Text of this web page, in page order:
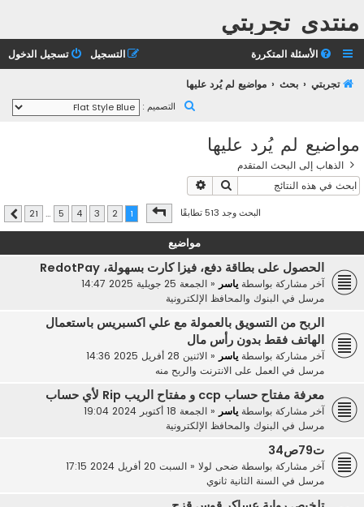
منتدى تجربتي
الأسئلة المتكررة تسجيل الدخول التسجيل
تجربتي بحث مواضيع لم يُرد عليها
التصميم :
ب
مواضيع لم يُرد عليها
الذهاب إلى البحث المتقدم
بحث
البحث وجد 513 تطابقًا صفحة1 من21
2
3
4
5
…
21 التالي
مواضيع
الحصول على بطاقة دفع، فيزا كارت بسهولة، RedotPay
آخر مشاركة بواسطة ياسر« الجمعة 25 جويلية 2025 14:47
مرسل في البنوك والمحافظ الإلكترونية
الربح من التسويق بالعمولة مع علي اكسبريس باستعمال
الهاتف فقط بدون رأس مال
آخر مشاركة بواسطة ياسر« الاثنين 28 أفريل 2025 14:36
مرسل في العمل على الانترنت والربح منه
معرفة مفتاح حساب ccp و مفتاح الريب Rip لأي حساب
آخر مشاركة بواسطة ياسر« الجمعة 18 أكتوبر 2024 19:04
مرسل في البنوك والمحافظ الإلكترونية
ت79ص34
آخر مشاركة بواسطة ضحى لولا« السبت 20 أفريل 2024 17:15
مرسل في السنة الثانية ثانوي